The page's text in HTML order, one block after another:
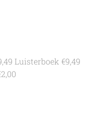
Luisterboek €9,49